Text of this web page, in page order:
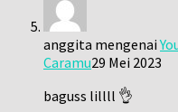
anggita mengenai
Caramu29 Mei 2023
baguss lillll 👌